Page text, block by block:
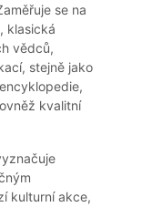
se na
klasická
vědců,
stejně jako
kvalitní
kulturní akce,